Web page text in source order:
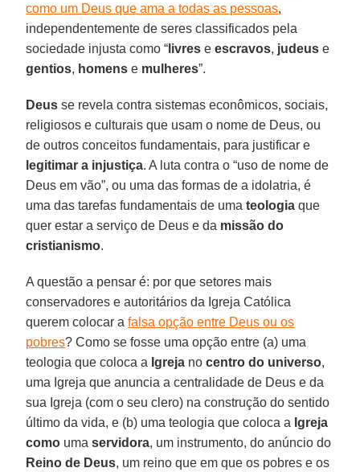
como um Deus que ama a todas as pessoas,
independentemente de seres classificados pela
sociedade injusta como “ livres eescravos, judeus e
gentios, homens e mulheres”.
Deus se revela contra sistemas econômicos, sociais,
religiosos e culturais que usam o nome de Deus, ou
de outros conceitos fundamentais, para justificar e
legitimar a injustiça. A luta contra o “uso de nome de
Deus em vão”, ou uma das formas de a idolatria, é
uma das tarefas fundamentais de umateologia que
quer estar a serviço de Deus e da missão do
cristianismo.
A questão a pensar é: por que setores mais
conservadores e autoritários da Igreja Católica
querem colocar afalsa opção entre Deus ou os
pobres? Como se fosse uma opção entre (a) uma
teologia que coloca a Igreja nocentro do universo,
uma Igreja que anuncia a centralidade de Deus e da
sua Igreja (com o seu clero) na construção do sentido
último da vida, e (b) uma teologia que coloca a Igreja
como umaservidora, um instrumento, do anúncio do
Reino de Deus, um reino que em que os pobres e os